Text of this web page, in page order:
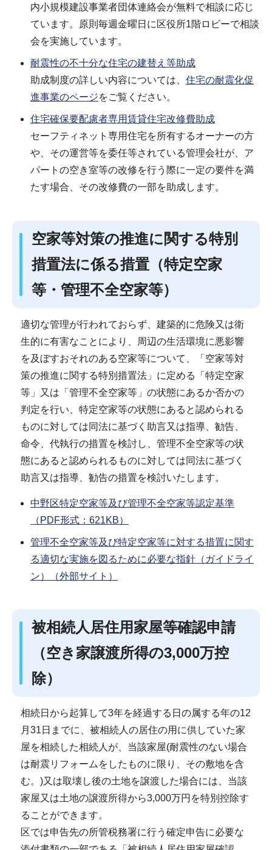
内小規模建設事業者団体連絡会が無料で相談に応じ
ています。原則毎週金曜日に区役所1階ロビーで相談
会を実施しています。
耐震性の不十分な住宅の建替え等助成
助成制度の詳しい内容については、 住宅の耐震化促
進事業のページをご覧ください。
住宅確保要配慮者専用賃貸住宅改修費助成
セーフティネット専用住宅を所有するオーナーの方
や、その運営等を委任等されている管理会社が、ア
パートの空き室等の改修を行う際に一定の要件を満
たす場合、その改修費の一部を助成します。
空家等対策の推進に関する特別
措置法に係る措置（特定空家
等・管理不全空家等）
適切な管理が行われておらず、建築的に危険又は衛
生的に有害なことにより、周辺の生活環境に悪影響
を及ぼすおそれのある空家等について、「空家等対
策の推進に関する特別措置法」に定める「特定空家
等」又は「管理不全空家等」の状態にあるか否かの
判定を行い、特定空家等の状態にあると認められる
ものに対しては同法に基づく助言又は指導、勧告、
命令、代執行の措置を検討し、管理不全空家等の状
態にあると認められるものに対しては同法に基づく
助言又は指導、勧告の措置を検討いたします。
中野区特定空家等及び管理不全空家等認定基準
（PDF形式：621KB）
管理不全空家等及び特定空家等に対する措置に関す
る適切な実施を図るために必要な指針（ガイドライ
ン）（外部サイト）
被相続人居住用家屋等確認申請
（空き家譲渡所得の3,000万控
除）
相続日から起算して3年を経過する日の属する年の12
月31日までに、被相続人の居住の用に供していた家
屋を相続した相続人が、当該家屋(耐震性のない場合
は耐震リフォームをしたものに限り、その敷地を含
む。)又は取壊し後の土地を譲渡した場合には、当該
家屋又は土地の譲渡所得から3,000万円を特別控除す
ることができます。
区では申告先の所管税務署に行う確定申告に必要な